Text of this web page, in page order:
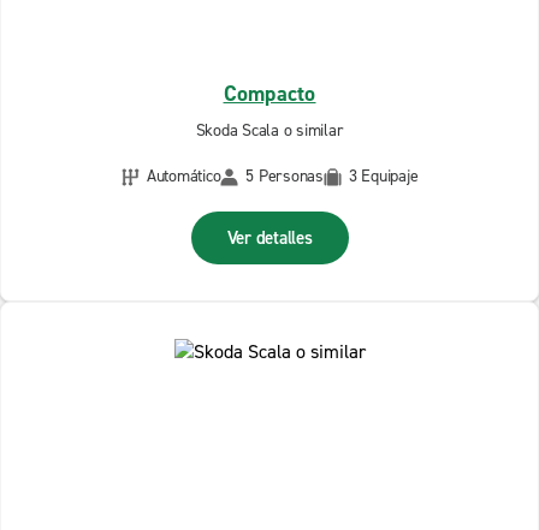
Compacto
Skoda Scala o similar
Automático
5 Personas 3 Equipaje
Ver detalles